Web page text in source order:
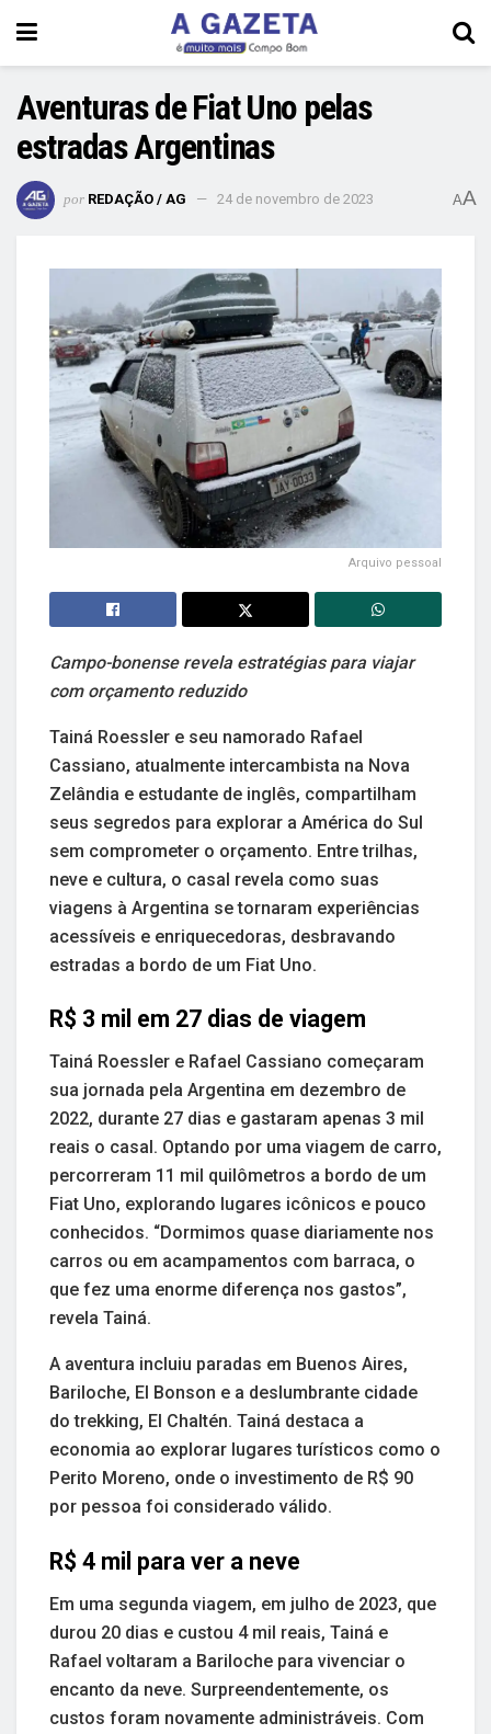
Aventuras de Fiat Uno pelas
estradas Argentinas
por REDAÇÃO / AG 24 de novembro de 2023 AA
Arquivo pessoal
Campo-bonense revela estratégias para viajar
com orçamento reduzido
Tainá Roessler e seu namorado Rafael
Cassiano, atualmente intercambista na Nova
Zelândia e estudante de inglês, compartilham
seus segredos para explorar a América do Sul
sem comprometer o orçamento. Entre trilhas,
neve e cultura, o casal revela como suas
viagens à Argentina se tornaram experiências
acessíveis e enriquecedoras, desbravando
estradas a bordo de um Fiat Uno.
R$ 3 mil em 27 dias de viagem
Tainá Roessler e Rafael Cassiano começaram
sua jornada pela Argentina em dezembro de
2022, durante 27 dias e gastaram apenas 3 mil
reais o casal. Optando por uma viagem de carro,
percorreram 11 mil quilômetros a bordo de um
Fiat Uno, explorando lugares icônicos e pouco
conhecidos. “Dormimos quase diariamente nos
carros ou em acampamentos com barraca, o
que fez uma enorme diferença nos gastos”,
revela Tainá.
A aventura incluiu paradas em Buenos Aires,
Bariloche, El Bonson e a deslumbrante cidade
do trekking, El Chaltén. Tainá destaca a
economia ao explorar lugares turísticos como o
Perito Moreno, onde o investimento de R$ 90
por pessoa foi considerado válido.
R$ 4 mil para ver a neve
Em uma segunda viagem, em julho de 2023, que
durou 20 dias e custou 4 mil reais, Tainá e
Rafael voltaram a Bariloche para vivenciar o
encanto da neve. Surpreendentemente, os
custos foram novamente administráveis. Com